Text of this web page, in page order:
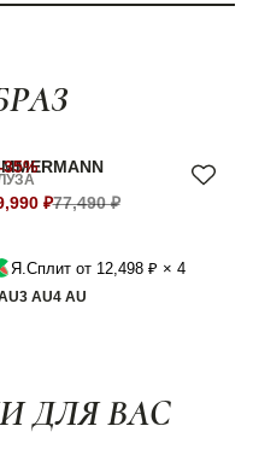
35%
₽77,490 ₽
Я.Сплит от 12,498 ₽ × 4
3 AU4 AU
ДЛЯ ВАС